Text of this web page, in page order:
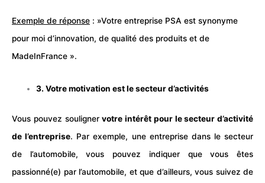
Exemple de réponse : »Votre entreprise PSA est synonyme
pour moi d’innovation, de qualité des produits et de
MadeInFrance ».
3. Votre motivation est le secteur d’activités
Vous pouvez soulignervotre intérêt pour le secteur d’activité
de l’entreprise. Par exemple, une entreprise dans le secteur
de l’automobile, vous pouvez indiquer que vous êtes
passionné(e) par l’automobile, et que d’ailleurs, vous suivez de